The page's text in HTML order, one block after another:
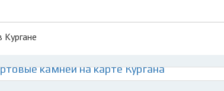
Кургане
камней на карте Кургана